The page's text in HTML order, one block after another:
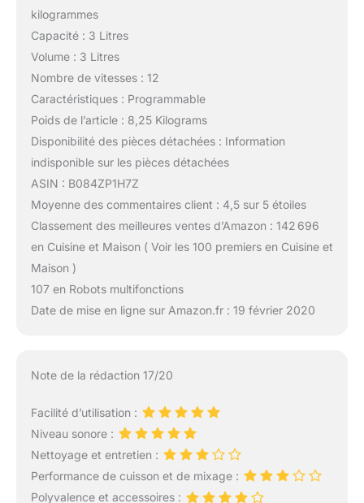
kilogrammes
Capacité : 3 Litres
Volume : 3 Litres
Nombre de vitesses : 12
Caractéristiques : Programmable
Poids de l’article : 8,25 Kilograms
Disponibilité des pièces détachées : Information
indisponible sur les pièces détachées
ASIN : B084ZP1H7Z
Moyenne des commentaires client : 4,5 sur 5 étoiles
Classement des meilleures ventes d’Amazon : 142 696
en Cuisine et Maison ( Voir les 100 premiers en Cuisine et
Maison )
107 en Robots multifonctions
Date de mise en ligne sur Amazon.fr : 19 février 2020
Note de la rédaction 17/20
Facilité d’utilisation :
Niveau sonore :
Nettoyage et entretien :
Performance de cuisson et de mixage :
Polyvalence et accessoires :